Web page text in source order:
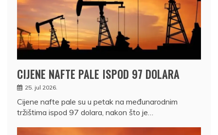
CIJENE NAFTE PALE ISPOD 97 DOLARA
25. jul 2026.
Cijene nafte pale su u petak na međunarodnim
tržištima ispod 97 dolara, nakon što je…